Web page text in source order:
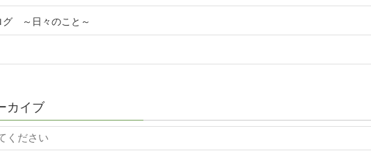
グ ～日々のこと～
カイブ